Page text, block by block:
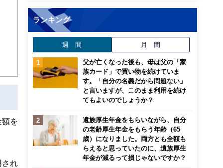
額を
れ
ランキング
週 間 月 間
父が亡くなった後も、母は父の「家
族カード」で買い物を続けていま
す。「自分の名義だから問題ない」
と言いますが、このまま利用を続け
てもよいのでしょうか？
遺族厚生年金をもらいながら、自分
の老齢厚生年金をもらう年齢（65
歳）になりました。両方とも全額も
らえると思っていたのに、遺族厚生
年金が減るって損じゃないですか？